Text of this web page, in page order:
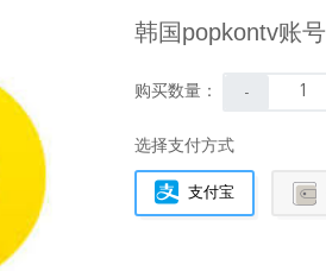
韩国popkontv账号
购买数量： -
选择支付方式
支付宝